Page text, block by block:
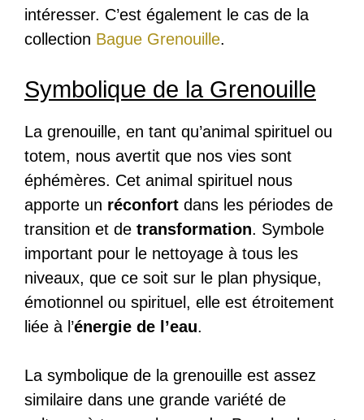
intéresser. C’est également le cas de la
collection Bague Grenouille.
Symbolique de la Grenouille
La grenouille, en tant qu’animal spirituel ou
totem, nous avertit que nos vies sont
éphémères. Cet animal spirituel nous
apporte un réconfort dans les périodes de
transition et de transformation. Symbole
important pour le nettoyage à tous les
niveaux, que ce soit sur le plan physique,
émotionnel ou spirituel, elle est étroitement
liée à l’énergie de l’eau.
La symbolique de la grenouille est assez
similaire dans une grande variété de